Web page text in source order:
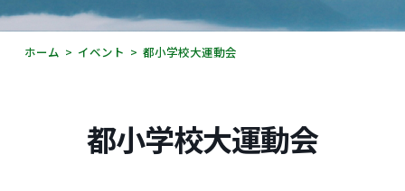
くらしの情報
観光・イベント情報
ホーム イベント 都小学校大運動会
都小学校大運動会